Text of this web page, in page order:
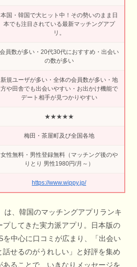
本国・韓国で大ヒット中！その勢いのまま日
本でも注目されている最新マッチングアプ
リ。
会員数が多い・20代30代におすすめ・出会い
の数が多い
新規ユーザが多い・全体の会員数が多い・地
方や田舎でも出会いやすい・お出かけ機能で
デート相手が見つかりやすい
★★★★★
梅田・茶屋町及び全国各地
女性無料・男性登録無料（マッチング後のや
りとり 男性1980円/月～）
https://www.wippy.jp/
は、韓国のマッチングアプリランキ
プしてきた実力派アプリ。日本版の
を中心に口コミが広まり、「出会い
話せるのがうれしい」と好評を集め
ることで、いきなりメッセージを